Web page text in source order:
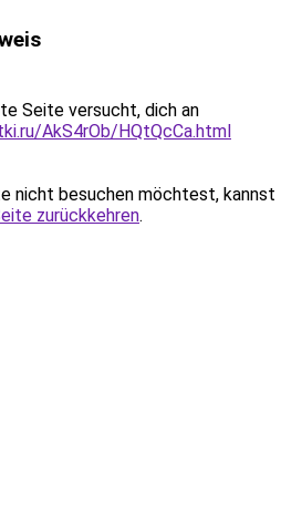
Seite versucht, dich an
AkS4rOb/HQtQcCa.html
nicht besuchen möchtest, kannst
zurückkehren.